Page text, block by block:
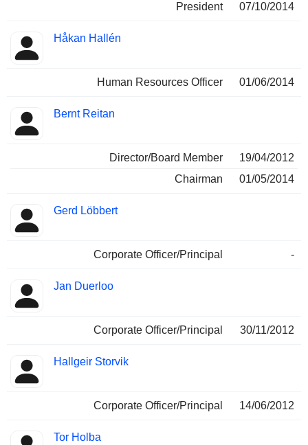
President
07/10/2014
Håkan Hallén
Human Resources Officer 01/06/2014
Bernt Reitan
Director/Board Member
19/04/2012
Chairman
01/05/2014
Gerd Löbbert
Corporate Officer/Principal -
Jan Duerloo
Corporate Officer/Principal 30/11/2012
Hallgeir Storvik
Corporate Officer/Principal 14/06/2012
Tor Holba